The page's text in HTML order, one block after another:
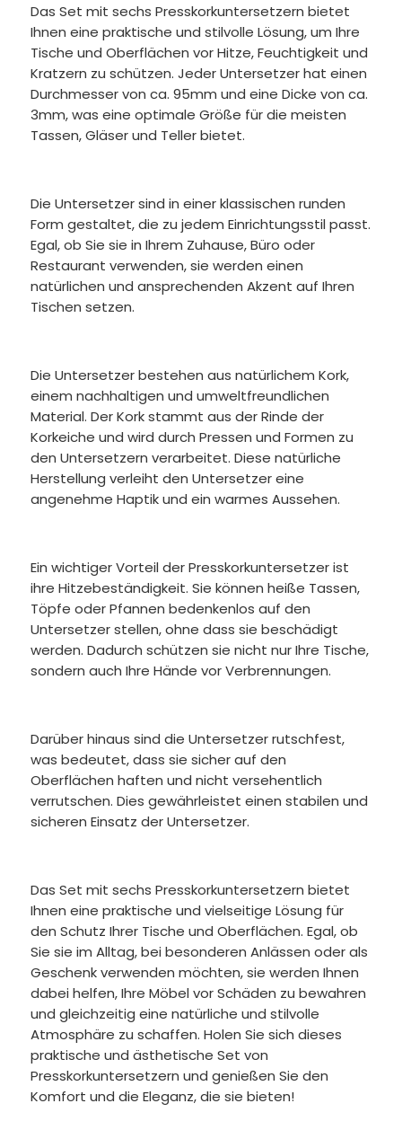
Das Set mit sechs Presskorkuntersetzern bietet
Ihnen eine praktische und stilvolle Lösung, um Ihre
Tische und Oberflächen vor Hitze, Feuchtigkeit und
Kratzern zu schützen. Jeder Untersetzer hat einen
Durchmesser von ca. 95mm und eine Dicke von ca.
3mm, was eine optimale Größe für die meisten
Tassen, Gläser und Teller bietet.
Die Untersetzer sind in einer klassischen runden
Form gestaltet, die zu jedem Einrichtungsstil passt.
Egal, ob Sie sie in Ihrem Zuhause, Büro oder
Restaurant verwenden, sie werden einen
natürlichen und ansprechenden Akzent auf Ihren
Tischen setzen.
Die Untersetzer bestehen aus natürlichem Kork,
einem nachhaltigen und umweltfreundlichen
Material. Der Kork stammt aus der Rinde der
Korkeiche und wird durch Pressen und Formen zu
den Untersetzern verarbeitet. Diese natürliche
Herstellung verleiht den Untersetzer eine
angenehme Haptik und ein warmes Aussehen.
Ein wichtiger Vorteil der Presskorkuntersetzer ist
ihre Hitzebeständigkeit. Sie können heiße Tassen,
Töpfe oder Pfannen bedenkenlos auf den
Untersetzer stellen, ohne dass sie beschädigt
werden. Dadurch schützen sie nicht nur Ihre Tische,
sondern auch Ihre Hände vor Verbrennungen.
Darüber hinaus sind die Untersetzer rutschfest,
was bedeutet, dass sie sicher auf den
Oberflächen haften und nicht versehentlich
verrutschen. Dies gewährleistet einen stabilen und
sicheren Einsatz der Untersetzer.
Das Set mit sechs Presskorkuntersetzern bietet
Ihnen eine praktische und vielseitige Lösung für
den Schutz Ihrer Tische und Oberflächen. Egal, ob
Sie sie im Alltag, bei besonderen Anlässen oder als
Geschenk verwenden möchten, sie werden Ihnen
dabei helfen, Ihre Möbel vor Schäden zu bewahren
und gleichzeitig eine natürliche und stilvolle
Atmosphäre zu schaffen. Holen Sie sich dieses
praktische und ästhetische Set von
Presskorkuntersetzern und genießen Sie den
Komfort und die Eleganz, die sie bieten!